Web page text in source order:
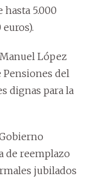
5.000
López
del
dignas para la
de reemplazo
jubilados